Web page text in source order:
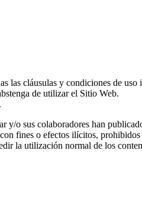
cláusulas y condiciones de uso
de utilizar el Sitio Web.
o sus colaboradores han
fines o efectos ilícitos,
la utilización normal de los